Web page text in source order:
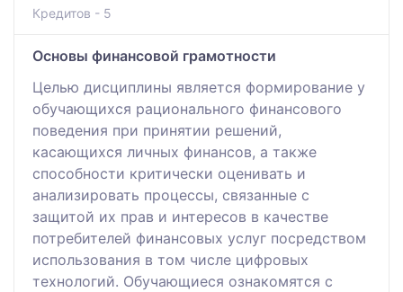
Кредитов - 5
Основы финансовой грамотности
Целью дисциплины является формирование у
обучающихся рационального финансового
поведения при принятии решений,
касающихся личных финансов, а также
способности критически оценивать и
анализировать процессы, связанные с
защитой их прав и интересов в качестве
потребителей финансовых услуг посредством
использования в том числе цифровых
технологий. Обучающиеся ознакомятся с